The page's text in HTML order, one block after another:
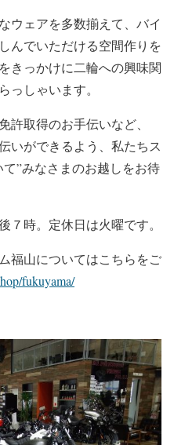
ウェアを多数揃えて、バイ
んでいただける空間作りを
きっかけに二輪への興味関
っしゃいます。
許取得のお手伝いなど、
いができるよう、私たちス
”みなさまのお越しをお待
７時。定休日は火曜です。
福山についてはこちらをご
fukuyama/